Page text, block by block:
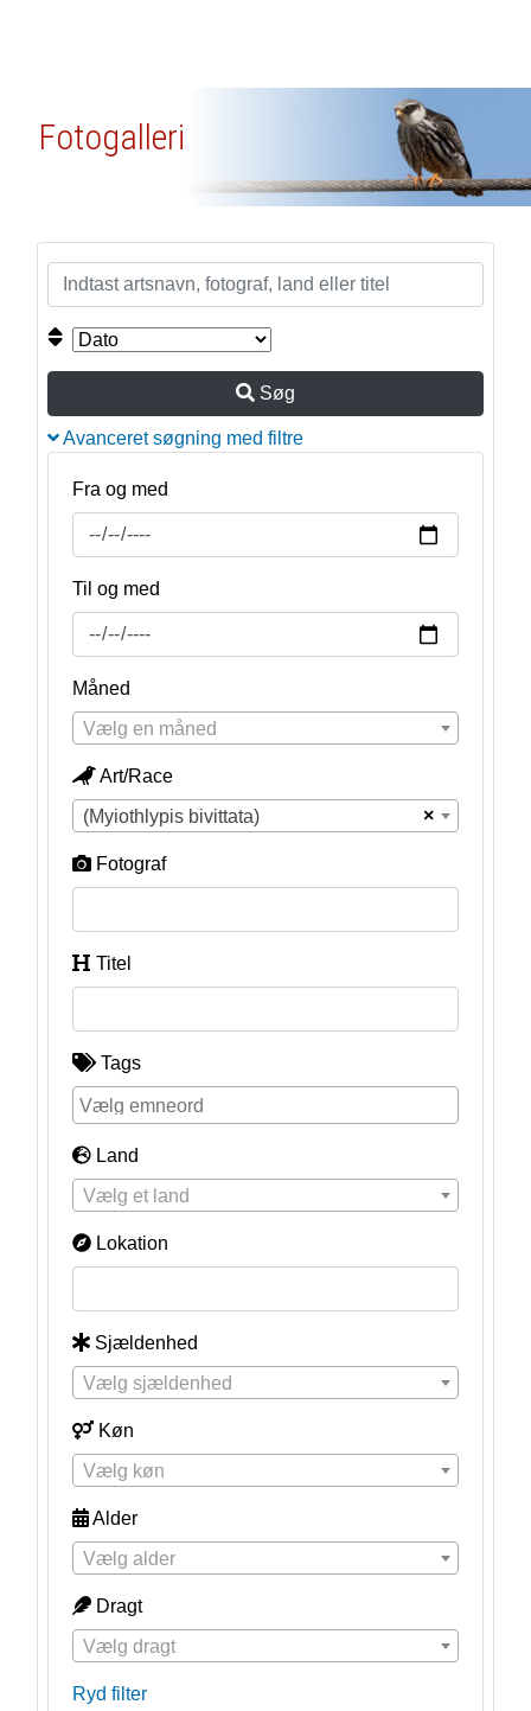
Fotogalleri
Søg
Avanceret søgning med filtre
Fra og med
Til og med
Måned
Vælg en måned
Art/Race
×
(Myiothlypis bivittata)
Fotograf
Titel
Tags
Land
Vælg et land
Lokation
Sjældenhed
Vælg sjældenhed
Køn
Vælg køn
Alder
Vælg alder
Dragt
Vælg dragt
Ryd filter